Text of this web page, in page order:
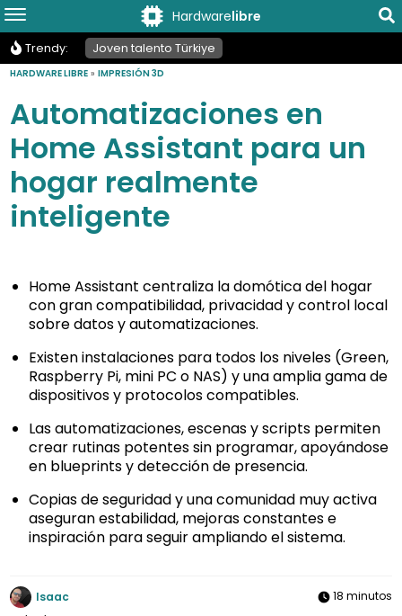
Hardwarelibre
Trendy: Joven talento Türkiye
HARDWARE LIBRE »IMPRESIÓN 3D
Automatizaciones en
Home Assistant para un
hogar realmente
inteligente
Home Assistant centraliza la domótica del hogar
con gran compatibilidad, privacidad y control local
sobre datos y automatizaciones.
Existen instalaciones para todos los niveles (Green,
Raspberry Pi, mini PC o NAS) y una amplia gama de
dispositivos y protocolos compatibles.
Las automatizaciones, escenas y scripts permiten
crear rutinas potentes sin programar, apoyándose
en blueprints y detección de presencia.
Copias de seguridad y una comunidad muy activa
aseguran estabilidad, mejoras constantes e
inspiración para seguir ampliando el sistema.
Isaac
18 minutos